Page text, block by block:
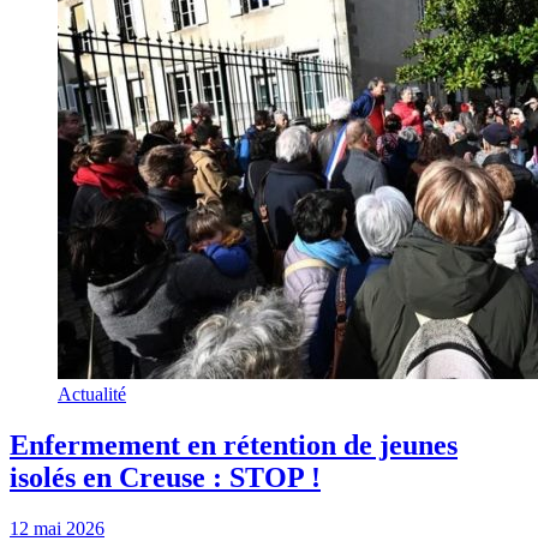
Actualité
Enfermement en rétention de jeunes
isolés en Creuse : STOP !
12 mai 2026